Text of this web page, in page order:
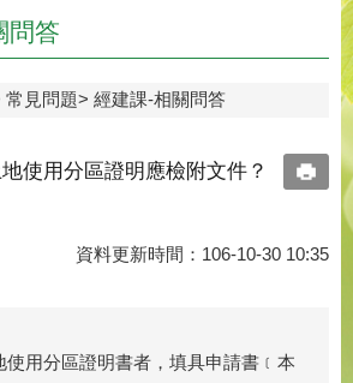
問答
常見問題 經建課-相關問答
使用分區證明應檢附文件？
資料更新時間：106-10-30 10:35
使用分區證明書者，填具申請書﹝本